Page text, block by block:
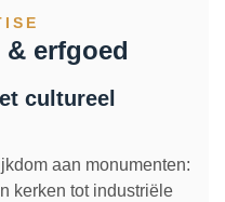
erfgoed
cultureel
aan monumenten:
kerken tot industriële